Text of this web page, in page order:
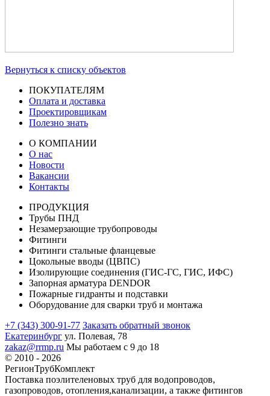
Вернуться к списку объектов
ПОКУПАТЕЛЯМ
Оплата и доставка
Проектировщикам
Полезно знать
О КОМПАНИИ
О нас
Новости
Вакансии
Контакты
ПРОДУКЦИЯ
Трубы ПНД
Незамерзающие трубопроводы
Фитинги
Фитинги стальные фланцевые
Цокольные вводы (ЦВПС)
Изолирующие соединения (ГИС-ГС, ГИС, ИФС)
Запорная арматура DENDOR
Пожарные гидранты и подставки
Оборудование для сварки труб и монтажа
+7 (343) 300-91-77 Заказать обратный звонок
Екатеринбург ул. Полевая, 78
zakaz@rrmp.ru Мы работаем с 9 до 18
© 2010 - 2026
РегионТрубКомплект
Поставка поэлителеновых труб для водопроводов,
газопроводов, отопления,канализации, а также фитингов